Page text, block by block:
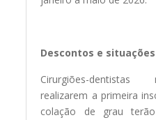
Descontos e
Cirurgiões-
realizarem a primeira
colação de grau